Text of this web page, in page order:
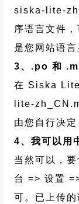
siska-lite-
序语言文件
是您网站语言
3、.po 和
在 Siska
lite-
由您自行决
4、我可以用
当然可以，
台 => 设置
可。已上传